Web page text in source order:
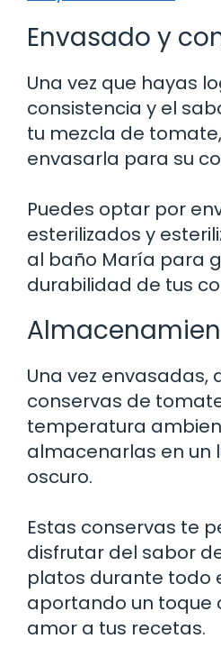
Envasado y
Una vez que hayas
consistencia y el
tu mezcla de
envasarla para su
Puedes optar por
esterilizados y
al baño María para
durabilidad de tus
Una vez envasadas,
conservas de
temperatura
almacenarlas en un
oscuro.
Estas conservas te
disfrutar del sabor
platos durante todo
aportando un toque
amor a tus recetas.